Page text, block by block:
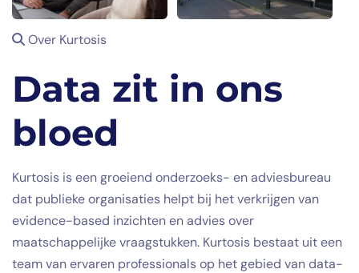
Over Kurtosis
Data zit in ons
bloed
Kurtosis is een groeiend onderzoeks- en adviesbureau
dat publieke organisaties helpt bij het verkrijgen van
evidence-based inzichten en advies over
maatschappelijke vraagstukken. Kurtosis bestaat uit een
team van ervaren professionals op het gebied van data-